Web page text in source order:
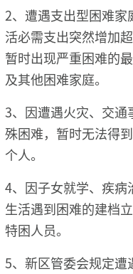
2、遭遇支出型困难
活必需支出突然增加
暂时出现严重困难的
及其他困难家庭。
3、因遭遇火灾、交
殊困难，暂时无法得
个人。
4、因子女就学、疾
生活遇到困难的建档
特困人员。
5、新区管委会规定遭